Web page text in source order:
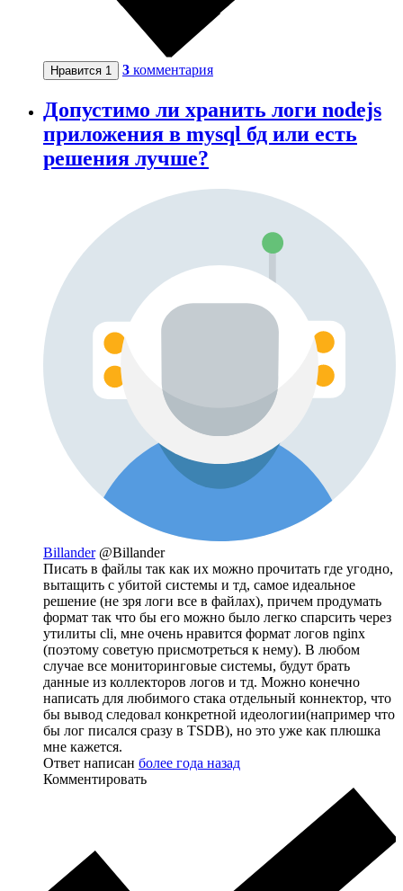
Нравится 1 3 комментария
Допустимо ли хранить логи nodejs
приложения в mysql бд или есть
решения лучше?
Billander @Billander
Писать в файлы так как их можно прочитать где угодно,
вытащить с убитой системы и тд, самое идеальное
решение (не зря логи все в файлах), причем продумать
формат так что бы его можно было легко спарсить через
утилиты cli, мне очень нравится формат логов nginx
(поэтому советую присмотреться к нему). В любом
случае все мониторинговые системы, будут брать
данные из коллекторов логов и тд. Можно конечно
написать для любимого стака отдельный коннектор, что
бы вывод следовал конкретной идеологии(например что
бы лог писался сразу в TSDB), но это уже как плюшка
мне кажется.
Ответ написан более года назад
Комментировать